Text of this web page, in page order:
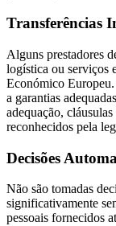
Transferências
Alguns prestadores
logística ou serviços
Económico
a garantias
adequação,
reconhecidos pela
Decisões
Não são tomadas
significativamente
pessoais fornecidos